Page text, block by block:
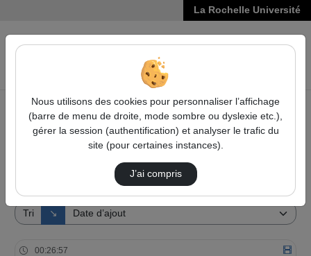
La Rochelle Université
VIDÉOS
Accueil Vidéos
8 vidéos trouvées
Tri ↘
Direction de tri
00:26:57
Nous utilisons des cookies pour personnaliser l’affichage
(barre de menu de droite, mode sombre ou dyslexie etc.),
gérer la session (authentification) et analyser le trafic du
site (pour certaines instances).
J’ai compris